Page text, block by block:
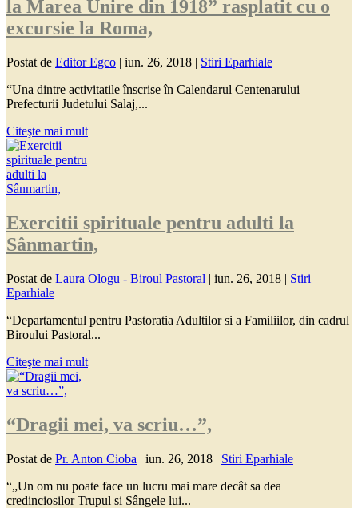
la Marea Unire din 1918” rasplatit cu o
excursie la Roma,
Postat de Editor Egco | iun. 26, 2018 | Stiri Eparhiale
“Una dintre activitatile înscrise în Calendarul Centenarului
Prefecturii Judetului Salaj,...
Citeşte mai mult
Exercitii spirituale pentru adulti la
Sânmartin,
Postat de Laura Ologu - Biroul Pastoral | iun. 26, 2018 | Stiri
Eparhiale
“Departamentul pentru Pastoratia Adultilor si a Familiilor, din cadrul
Biroului Pastoral...
Citeşte mai mult
“Dragii mei, va scriu…”,
Postat de Pr. Anton Cioba | iun. 26, 2018 | Stiri Eparhiale
“„Un om nu poate face un lucru mai mare decât sa dea
credinciosilor Trupul si Sângele lui...